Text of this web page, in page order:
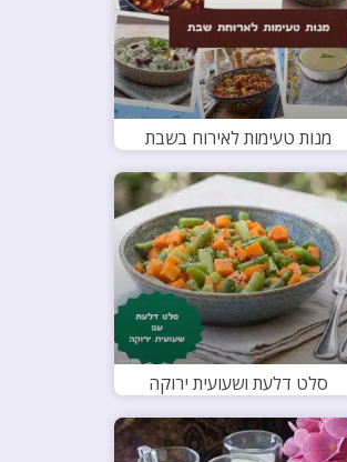
מנות טעימות לאירוח בשבת
סלט דלעת ושעועית ירוקה